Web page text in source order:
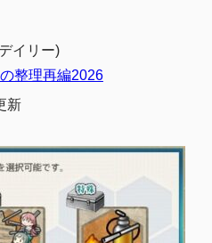
イリー)
整理再編2026
新